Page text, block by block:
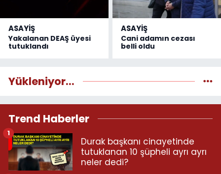
ASAYİŞ
Yakalanan DEAŞ üyesi
tutuklandı
ASAYİŞ
Cani adamın cezası
belli oldu
Yükleniyor...
Trend Haberler
Durak başkanı cinayetinde
tutuklanan 10 şüpheli ayrı ayrı
neler dedi?
1